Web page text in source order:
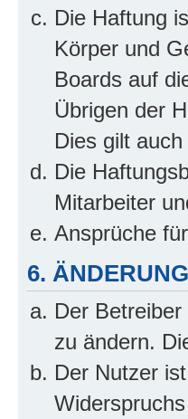
Die Haftung
Körper und
Boards auf
Übrigen der
Dies gilt
Die
Mitarbeiter
Ansprüche
6.
Der
zu ändern.
Der Nutzer